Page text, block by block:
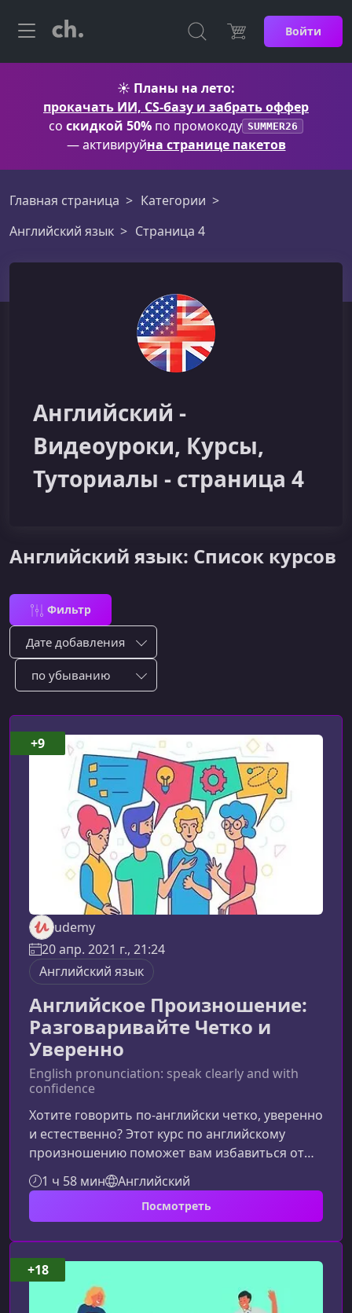
Войти
☀️ Планы на лето:
прокачать ИИ, CS-базу и забрать оффер
со скидкой 50% по промокоду SUMMER26
— активируйна странице пакетов
Главная страница
Категории
Английский язык
Страница 4
Английский -
Видеоуроки, Курсы,
Туториалы - страница 4
Английский язык: Список курсов
Фильтр
Сортировка по:
Сотировать по:
udemy
20 апр. 2021 г., 21:24
Английский язык
Английское Произношение:
Разговаривайте Четко и
Уверенно
English pronunciation: speak clearly and with
confidence
Хотите говорить по‑английски четко, уверенно
и естественно? Этот курс по английскому
произношению поможет вам избавиться от
непонимания, улучшить звучание вашей речи
и чувствовать себя увереннее в любой
ситуации — на работе, учебе или в
повседневном общении.Что вы узнаете в этом
курсеКурс подробно и практично объясняет,
как произносить ключевые звуки английского
языка, чтобы ваша речь звучала ясно и
естественно. При этом акцент делается не тол
1 ч 58 мин Английский
Посмотреть
+9
+18